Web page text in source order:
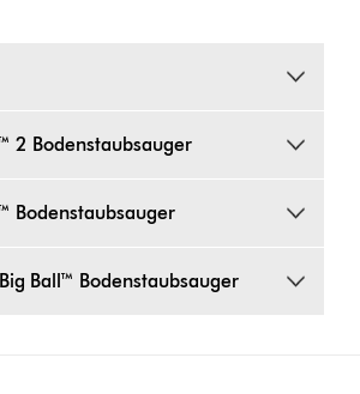
2 Bodenstaubsauger
Bodenstaubsauger
Ball™ Bodenstaubsauger